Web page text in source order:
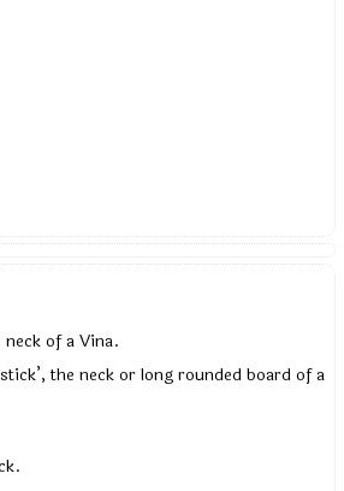
neck of a Vina.
the neck or long rounded board of a